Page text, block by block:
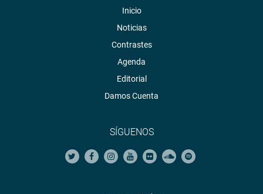
Inicio
Noticias
Contrastes
Agenda
Editorial
Damos Cuenta
SÍGUENOS